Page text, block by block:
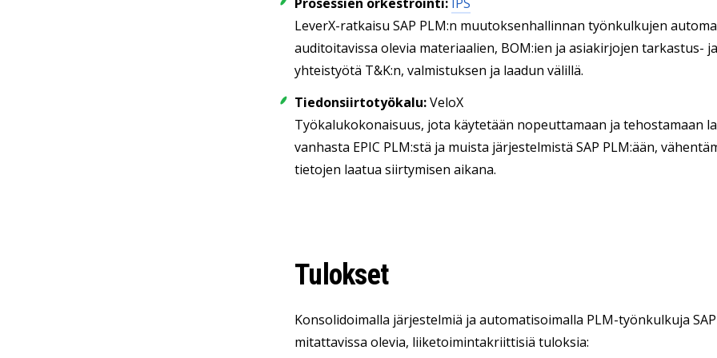
LeverX-ratkaisu SAP PLM:n muutoksenhallinnan työnkulkujen
auditoitavissa olevia materiaalien, BOM:ien ja asiakirjojen tarkastus-
yhteistyötä T&K:n, valmistuksen ja laadun välillä.
Tiedonsiirtotyökalu:VeloX
Työkalukokonaisuus, jota käytetään nopeuttamaan ja tehostamaan
vanhasta EPIC PLM:stä ja muista järjestelmistä SAP PLM:ään,
tietojen laatua siirtymisen aikana.
Tulokset
Konsolidoimalla järjestelmiä ja automatisoimalla PLM-työnkulkuja
mitattavissa olevia, liiketoimintakriittisiä tuloksia: